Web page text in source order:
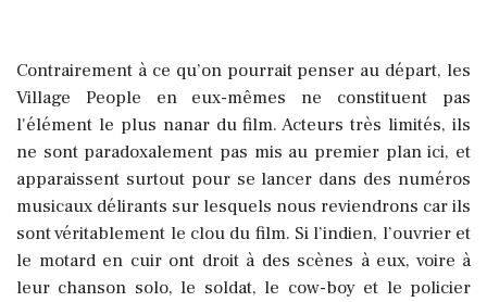
Contrairement à ce qu’on pourrait penser au départ, les
Village People en eux-mêmes ne constituent pas
l'élément le plus nanar du film. Acteurs très limités, ils
ne sont paradoxalement pas mis au premier plan ici, et
apparaissent surtout pour se lancer dans des numéros
musicaux délirants sur lesquels nous reviendrons car ils
sont véritablement le clou du film. Si l’indien, l’ouvrier et
le motard en cuir ont droit à des scènes à eux, voire à
leur chanson solo, le soldat, le cow-boy et le policier